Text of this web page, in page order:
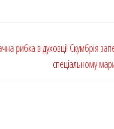
рибка в духовці! Скумбрія
спеціальному